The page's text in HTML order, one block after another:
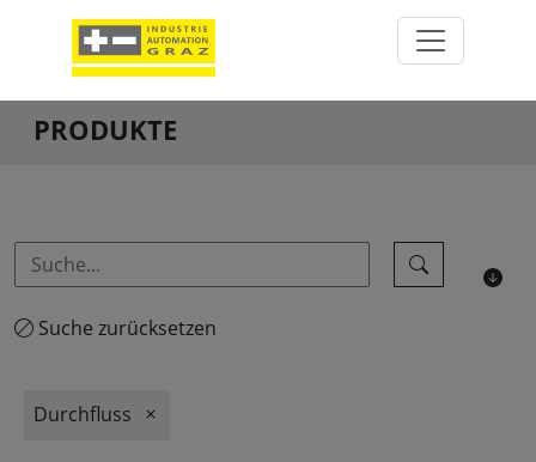
PRODUKTE
Suche zurücksetzen
Durchfluss